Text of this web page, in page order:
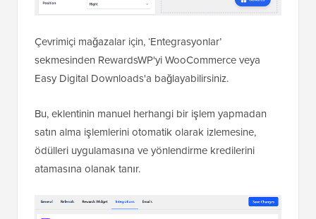
Çevrimiçi mağazalar için, ‘Entegrasyonlar’
sekmesinden RewardsWP'yi WooCommerce veya
Easy Digital Downloads'a bağlayabilirsiniz.
Bu, eklentinin manuel herhangi bir işlem yapmadan
satın alma işlemlerini otomatik olarak izlemesine,
ödülleri uygulamasına ve yönlendirme kredilerini
atamasına olanak tanır.